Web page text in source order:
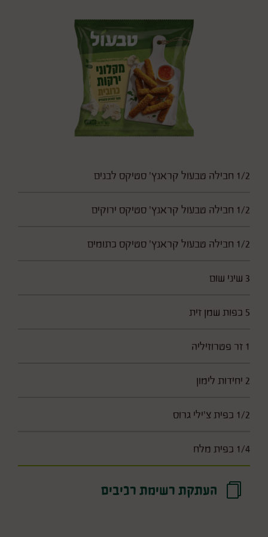
1/2 חבילה טבעול קראנץ' סטיקס לבנים
1/2 חבילה טבעול קראנץ' סטיקס ירוקים
1/2 חבילה טבעול קראנץ' סטיקס כתומים
3 שיני שום
5 כפות שמן זית
1 זר פטרוזיליה
2 יחידות לימון
1/2 כפית צ'ילי גרוס
1/4 כפית מלח
העתקת רשימת רכיבים